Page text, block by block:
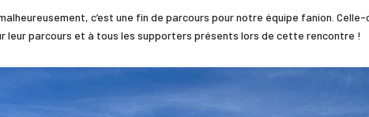
c’est une fin de parcours pour notre équipe fanion.
leur parcours et à tous les supporters présents lors de cette rencontre !